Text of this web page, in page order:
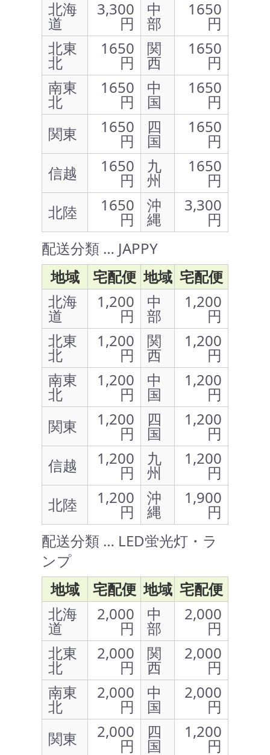
北海
道
3,300
円
中
部
1650
円
北東
北
1650
円
関
西
1650
円
南東
北
1650
円
中
国
1650
円
関東
1650
円
四
国
1650
円
信越
1650
円
九
州
1650
円
北陸
1650
円
沖
縄
3,300
円
配送分類 … JAPPY
地域
宅配便 地域 宅配便
北海
道
1,200
円
中
部
1,200
円
北東
北
1,200
円
関
西
1,200
円
南東
北
1,200
円
中
国
1,200
円
関東
1,200
円
四
国
1,200
円
信越
1,200
円
九
州
1,200
円
北陸
1,200
円
沖
縄
1,900
円
配送分類 … LED蛍光灯・ラ
ンプ
地域
宅配便 地域 宅配便
北海
道
2,000
円
中
部
2,000
円
北東
北
2,000
円
関
西
2,000
円
南東
北
2,000
円
中
国
2,000
円
関東
2,000
円
四
国
1,200
円